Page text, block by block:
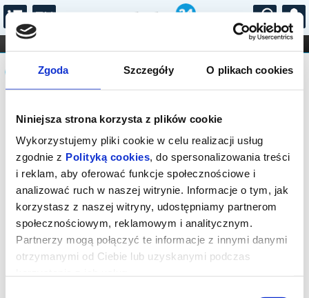
Zgoda Szczegóły O plikach cookies
Niniejsza strona korzysta z plików cookie
Wykorzystujemy pliki cookie w celu realizacji usług
zgodnie z Polityką cookies, do spersonalizowania treści
i reklam, aby oferować funkcje społecznościowe i
analizować ruch w naszej witrynie. Informacje o tym, jak
korzystasz z naszej witryny, udostępniamy partnerom
społecznościowym, reklamowym i analitycznym.
Partnerzy mogą połączyć te informacje z innymi danymi
otrzymanymi od Ciebie lub uzyskanymi podczas
...
FILHARMONIA OPERA I BALET
STAND-UP
DLA DZIECI
Komunikat
Sprzedaż biletów on-line na wydarzenie
została zakończona.